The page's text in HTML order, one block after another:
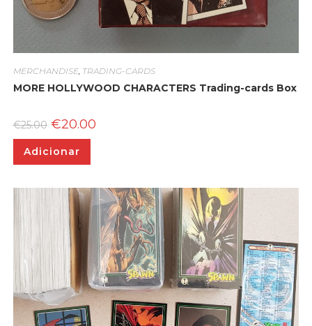
MERCHANDISE, TRADING-CARDS
MORE HOLLYWOOD CHARACTERS Trading-cards Box
€25.00 O
preço
original
era:
€20.00O
Adicionar